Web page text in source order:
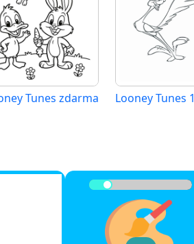
Tunes zdarma Looney Tunes 1